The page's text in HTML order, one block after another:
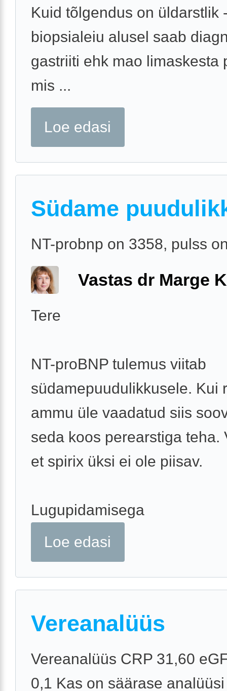
Kuid tõlgendus on üldarstlik
biopsialeiu alusel saab
gastriiti ehk mao limaskesta
mis ...
Loe edasi
Südame
NT-probnp on 3358, pulss
Vastas dr Marge
Tere
NT-proBNP tulemus viitab
südamepuudulikkusele. Kui
ammu üle vaadatud siis
seda koos perearstiga teha.
et spirix üksi ei ole piisav.
Lugupidamisega
Loe edasi
Vereanalüüs
Vereanalüüs CRP 31,60
0,1 Kas on säärase